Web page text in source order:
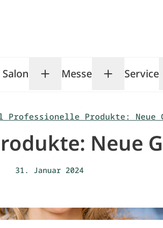
submenu
Salon Toggle TOP Salon
Messe ToggleService
Professionelle Produkte: Neue
Neue
31. Januar 2024